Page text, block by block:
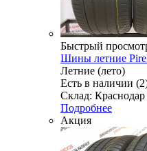
Быстрый
Шины летние
Летние (лето)
Есть в наличии
Склад: Краснодар
Подробнее
Акция